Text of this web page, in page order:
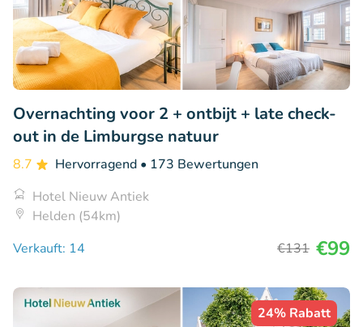
Overnachting voor 2 + ontbijt + late check-
out in de Limburgse natuur
8.7 Hervorragend • 173 Bewertungen
Hotel Nieuw Antiek
Helden (54km)
Verkauft: 14
€131 €99
24% Rabatt